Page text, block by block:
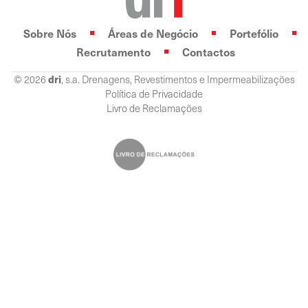
Sobre Nós Áreas de Negócio
Portefólio
Recrutamento
Contactos
© 2026 dri, s.a. Drenagens, Revestimentos e Impermeabilizações
Política de Privacidade
Livro de Reclamações